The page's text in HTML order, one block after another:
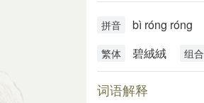
拼音 bì róng róng
繁体 碧絨絨 组合
词语解释